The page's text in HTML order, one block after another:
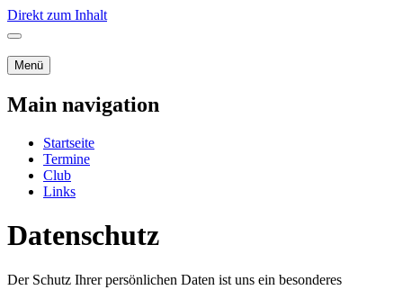
Direkt zum Inhalt
Menü
Main navigation
Startseite
Termine
Club
Links
Datenschutz
Der Schutz Ihrer persönlichen Daten ist uns ein besonderes